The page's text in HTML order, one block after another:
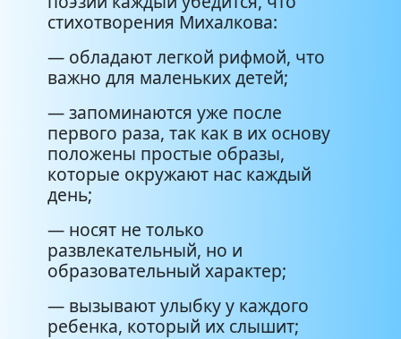
стихотворения Михалкова:
— обладают легкой рифмой, что
важно для маленьких детей;
— запоминаются уже после
первого раза, так как в их основу
положены простые образы,
которые окружают нас каждый
день;
— носят не только
развлекательный, но и
образовательный характер;
— вызывают улыбку у каждого
ребенка, который их слышит;